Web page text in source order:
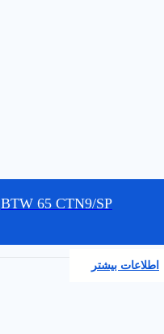
BTW 65 CTN9/SP
اطلاعات بیشتر